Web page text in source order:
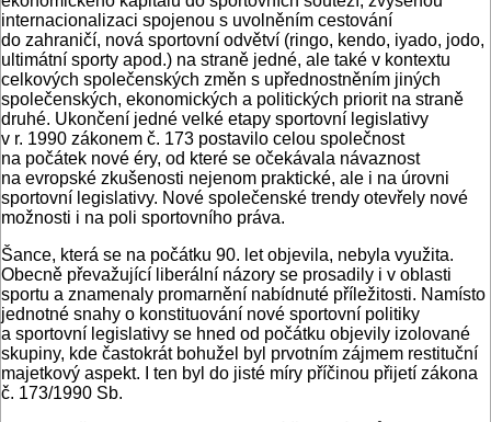
internacionalizaci spojenou s uvolněním cestování
do zahraničí, nová sportovní odvětví (ringo, kendo, iyado, jodo,
ultimátní sporty apod.) na straně jedné, ale také v kontextu
celkových společenských změn s upřednostněním jiných
společenských, ekonomických a politických priorit na straně
druhé. Ukončení jedné velké etapy sportovní legislativy
v r. 1990 zákonem č. 173 postavilo celou společnost
na počátek nové éry, od které se očekávala návaznost
na evropské zkušenosti nejenom praktické, ale i na úrovni
sportovní legislativy. Nové společenské trendy otevřely nové
možnosti i na poli sportovního práva.
Šance, která se na počátku 90. let objevila, nebyla využita.
Obecně převažující liberální názory se prosadily i v oblasti
sportu a znamenaly promarnění nabídnuté příležitosti. Namísto
jednotné snahy o konstituování nové sportovní politiky
a sportovní legislativy se hned od počátku objevily izolované
skupiny, kde častokrát bohužel byl prvotním zájmem restituční
majetkový aspekt. I ten byl do jisté míry příčinou přijetí zákona
č. 173/1990 Sb.